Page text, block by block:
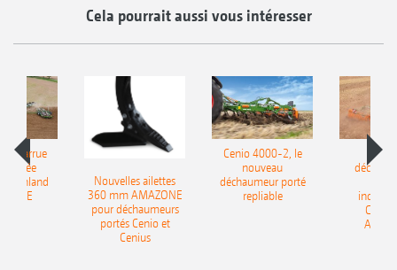
Cela pourrait aussi vous intéresser
charrue
portée
Onland
Nouvelles ailettes
360 mm AMAZONE
pour déchaumeurs
portés Cenio et
Cenius
Cenio 4000-2, le
nouveau
déchaumeur porté
repliable